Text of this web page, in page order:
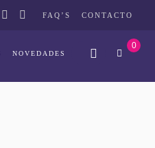
FAQ’S CONTACTO
NOVEDADES
0